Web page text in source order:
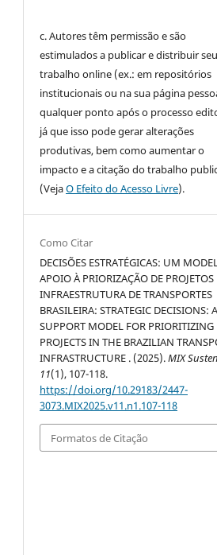
c. Autores têm permissão e são
estimulados a publicar e distribuir seu
trabalho online (ex.: em repositórios
institucionais ou na sua página
qualquer ponto após o processo
já que isso pode gerar alterações
produtivas, bem como aumentar o
impacto e a citação do trabalho
(VejaO Efeito do Acesso Livre).
Como Citar
DECISÕES ESTRATÉGICAS: UM
APOIO À PRIORIZAÇÃO DE
INFRAESTRUTURA DE TRANSPORTES
BRASILEIRA: STRATEGIC DECISIONS:
SUPPORT MODEL FOR PRIORITIZING
PROJECTS IN THE BRAZILIAN
INFRASTRUCTURE . (2025).MIX
11(1), 107-118.
https://doi.org/10.29183/2447-
3073.MIX2025.v11.n1.107-118
Formatos de Citação